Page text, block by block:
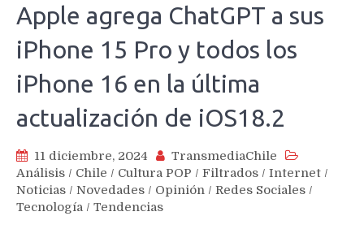
Apple agrega ChatGPT a sus
iPhone 15 Pro y todos los
iPhone 16 en la última
actualización de iOS18.2
11 diciembre, 2024
TransmediaChile
Análisis / Chile / Cultura POP / Filtrados / Internet /
Noticias / Novedades / Opinión / Redes Sociales /
Tecnología / Tendencias